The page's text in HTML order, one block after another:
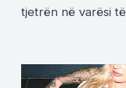
tjetrën në varësi